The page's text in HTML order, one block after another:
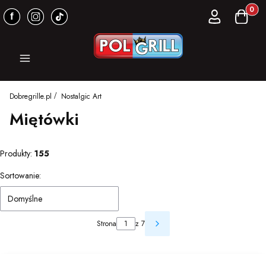
Zaloguj sięKoszyk
Menu
Dobregrille.pl Nostalgic Art
Miętówki
Produkty: 155
Lista produktów
Sortowanie:
Domyślne
Strona z 7 Następne produkty